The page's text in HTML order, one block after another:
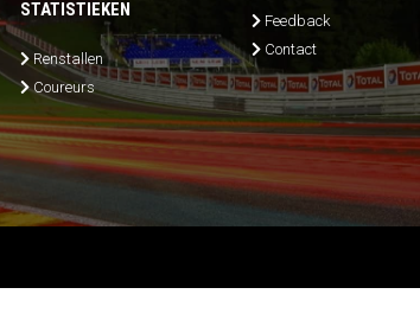
STATISTIEKEN
Renstallen
Coureurs
Feedback
Contact